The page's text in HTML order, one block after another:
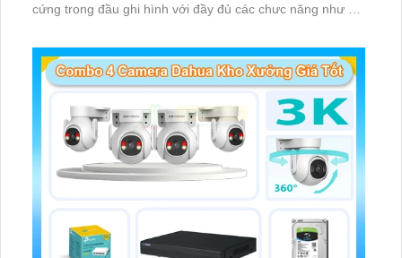
cứng trong đầu ghi hình với đầy đủ các chưc năng như AI
giám sát có màu vào ban đêm